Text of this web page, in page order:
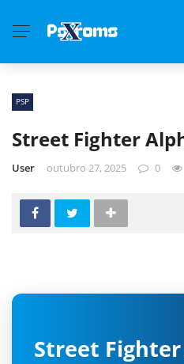
PSP
Street Fighter
User outubro 27, 2025 0
Street